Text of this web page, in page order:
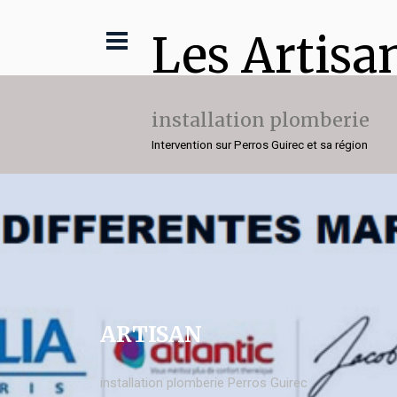
Les
installation plomberie
Intervention sur Perros Guirec et sa région
ARTISAN
installation plomberie Perros Guirec